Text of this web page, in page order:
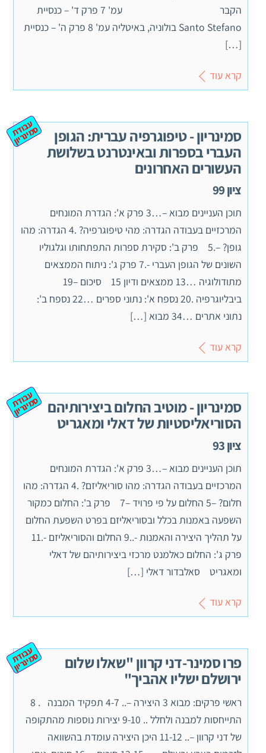
הקבר עמ' 7 פרק ד' – כנסיית
Santo Stefano בולוניה, באיטליה עמ' 8 פרק ה' – כנסיית
[…]
קרא עוד
סמינריון - טיפוגרפיה עברית: הגופן
העברי בספרות ובאינטרנט בשלושת
העשורים האחרונים
ציון 99
ע
ב
וד
ת
ס
מ
ינ
ר
יון
תוכן העניינים מבוא –…3 פרק א': הגדרת המונחים
המרכזיים בעבודה הגדרה: מהי טיפוגרפיה? .4 הגדרה: מהו
גופן? –.5 פרק ב': סקירת ספרות התפתחותו וגלגוליו
השונים של הגופן העברי -.7 פרק ג': ניתוח הממצאים
מתודולוגיה …13 ממצאים ודיון 15 סיכום –19
ביבליוגרפיה .20 נספח א': נתוני ספרים …22 נספח ב':
נתוני אתרים …34 מבוא […]
קרא עוד
סמינריון - מוטיב החלום ביצירותיהם
הסוריאליסטיות של דאלי ומאגריט
ציון 93
ע
ב
וד
ת
ס
מ
ינ
ר
יון
תוכן העניינים מבוא –…3 פרק א': הגדרת המונחים
המרכזיים בעבודה הגדרה: מהו סוריאליזם? .4 הגדרה: מהו
חלום? –5 החלום על פי פרויד –7 פרק ב': החלום כמקור
השפעה באמנות בכלל ובסוריאליזם בפרט השפעת החלום
על תהליך היצירה והאמנות -..9 החלום והסוריאליזם -.11
פרק ג': החלום כאלמנט מרכזי ביצירותיהם של דאלי
ומאגריט סאלבדור דאלי […]
קרא עוד
פרו סמינר-דני קרוון "שאלו שלום
ירושלם ישליו אהביך"
ע
ב
וד
ת
ס
מ
ינ
ר
יון
ראשי פרקים: מבוא 3 היצירה –.. 4-7 תפקיד המבנה . 8
התייחסות למבנה ולחלל .. 9-10 יצירות נוספות מהתקופה
של דני קרוון –.. 11-12 היכן היצירה עומדת בהשוואה